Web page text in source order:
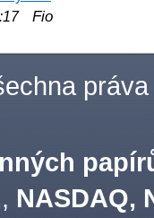
Fio
práva
, NASDAQ,